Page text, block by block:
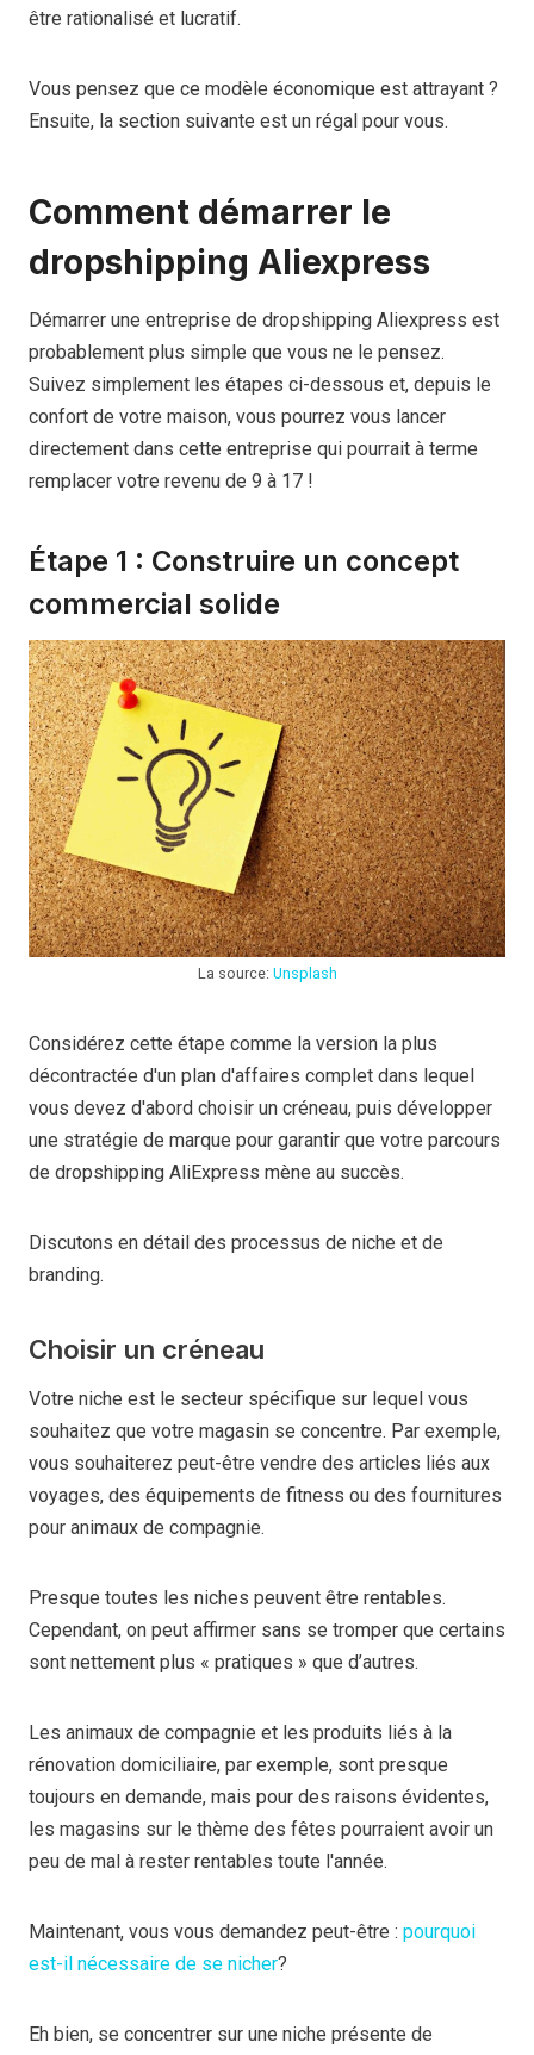
être rationalisé et lucratif.
Vous pensez que ce modèle économique est attrayant ?
Ensuite, la section suivante est un régal pour vous.
Comment démarrer le
dropshipping Aliexpress
Démarrer une entreprise de dropshipping Aliexpress est
probablement plus simple que vous ne le pensez.
Suivez simplement les étapes ci-dessous et, depuis le
confort de votre maison, vous pourrez vous lancer
directement dans cette entreprise qui pourrait à terme
remplacer votre revenu de 9 à 17 !
Étape 1 : Construire un concept
commercial solide
La source: Unsplash
Considérez cette étape comme la version la plus
décontractée d'un plan d'affaires complet dans lequel
vous devez d'abord choisir un créneau, puis développer
une stratégie de marque pour garantir que votre parcours
de dropshipping AliExpress mène au succès.
Discutons en détail des processus de niche et de
branding.
Choisir un créneau
Votre niche est le secteur spécifique sur lequel vous
souhaitez que votre magasin se concentre. Par exemple,
vous souhaiterez peut-être vendre des articles liés aux
voyages, des équipements de fitness ou des fournitures
pour animaux de compagnie.
Presque toutes les niches peuvent être rentables.
Cependant, on peut affirmer sans se tromper que certains
sont nettement plus « pratiques » que d’autres.
Les animaux de compagnie et les produits liés à la
rénovation domiciliaire, par exemple, sont presque
toujours en demande, mais pour des raisons évidentes,
les magasins sur le thème des fêtes pourraient avoir un
peu de mal à rester rentables toute l'année.
Maintenant, vous vous demandez peut-être : pourquoi
est-il nécessaire de se nicher?
Eh bien, se concentrer sur une niche présente de